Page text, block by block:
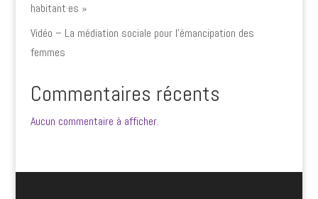
habitant·es »
Vidéo – La médiation sociale pour l’émancipation des
femmes
Commentaires récents
Aucun commentaire à afficher.